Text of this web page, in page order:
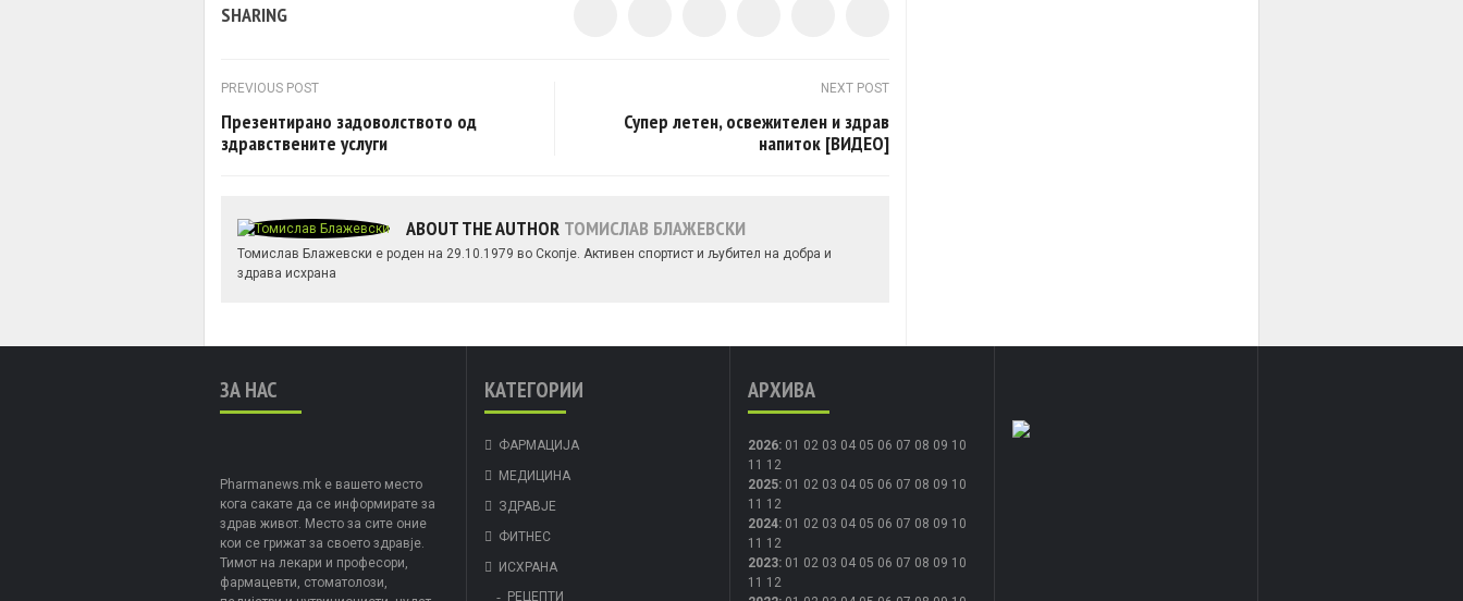
SHARING
Post navigation
PREVIOUS POST
Презентирано задоволството од
здравствените услуги
NEXT POST
Супер летен, освежителен и здрав
напиток [ВИДЕО]
ABOUT THE AUTHOR ТОМИСЛАВ БЛАЖЕВСКИ
Томислав Блажевски е роден на 29.10.1979 во Скопје. Активен спортист и љубител на добра и
здрава исхрана
ЗА НАС
Pharmanews.mk е вашето место
кога сакате да се информирате за
здрав живот. Место за сите оние
кои се грижат за своето здравје.
Тимот на лекари и професори,
фармацевти, стоматолози,
КАТЕГОРИИ
ФАРМАЦИЈА
МЕДИЦИНА
ЗДРАВЈЕ
ФИТНЕС
ИСХРАНА
РЕЦЕПТИ
АРХИВА
2026: 01 02 03 04 05 06 07 08 09 10
11 12
2025: 01 02 03 04 05 06 07 08 09 10
11 12
2024: 01 02 03 04 05 06 07 08 09 10
11 12
2023: 01 02 03 04 05 06 07 08 09 10
11 12